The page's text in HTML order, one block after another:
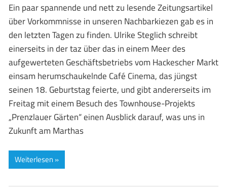
Ein paar spannende und nett zu lesende Zeitungsartikel
über Vorkommnisse in unseren Nachbarkiezen gab es in
den letzten Tagen zu finden. Ulrike Steglich schreibt
einerseits in der taz über das in einem Meer des
aufgewerteten Geschäftsbetriebs vom Hackescher Markt
einsam herumschaukelnde Café Cinema, das jüngst
seinen 18. Geburtstag feierte, und gibt andererseits im
Freitag mit einem Besuch des Townhouse-Projekts
„Prenzlauer Gärten“ einen Ausblick darauf, was uns in
Zukunft am Marthas
Weiterlesen